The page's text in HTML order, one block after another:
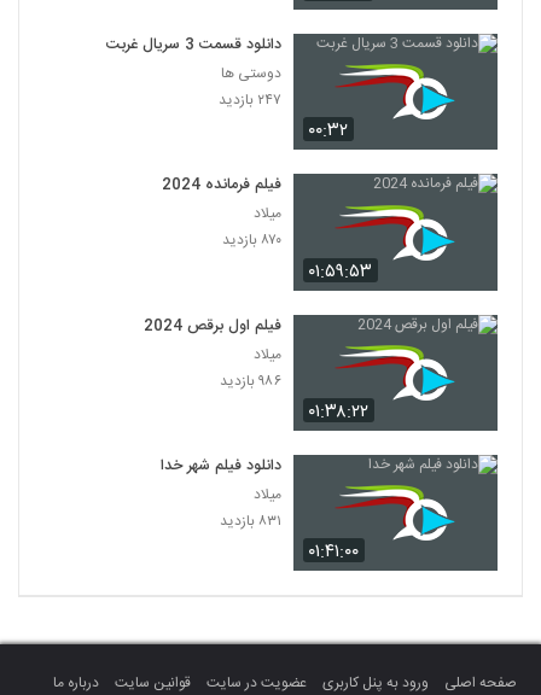
۰۰:۳۲
دانلود قسمت 3 سریال غربت
دوستی ها
۲۴۷ بازدید
۰۱:۵۹:۵۳
فیلم فرمانده 2024
میلاد
۸۷۰ بازدید
۰۱:۳۸:۲۲
فیلم اول برقص 2024
میلاد
۹۸۶ بازدید
۰۱:۴۱:۰۰
دانلود فیلم شهر خدا
میلاد
۸۳۱ بازدید
صفحه اصلی ورود به پنل کاربری عضویت در سایت قوانین سایت درباره ما